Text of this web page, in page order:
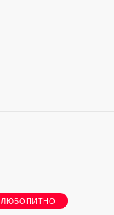
ЛЮБОПИТНО